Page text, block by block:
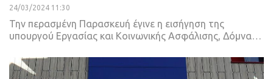
24/03/2024 11:30
Την περασμένη Παρασκευή έγινε η εισήγηση της
υπουργού Εργασίας και Κοινωνικής Ασφάλισης, Δόμνα…